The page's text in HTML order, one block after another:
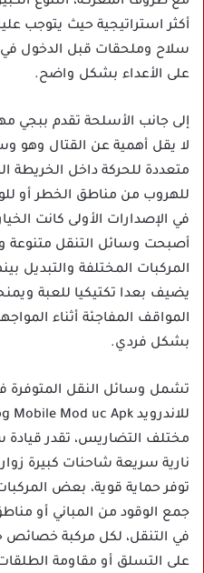
أكثر استراتيجية حيث يتوجب
سلاح وملحقات قبل الدخول
على الأعداء بشكل واضح.
إلى جانب الأسلحة تقدم ببجي
لا يقل أهمية عن القتال وهو
متعددة للحركة داخل الخريطة
للهروب من مناطق الخطر أو
في الإصدارات الأولى كانت
أصبحت وسائل التنقل متنوعة
المركبات المختلفة والتبديل
يضيف بعدا تكتيكيا للعبة
المواقف المفاجئة أثناء
بشكل فردي.
تشمل وسائل النقل المتوفرة
مختلف التضاريس، تقدر قيادة
نارية سريعة شاحنات كبيرة
توفر حماية قوية، بعض
جمع الوقود من المباني أو
في التنقل، لكل مركبة خصائص
على التسلق أو مقاومة